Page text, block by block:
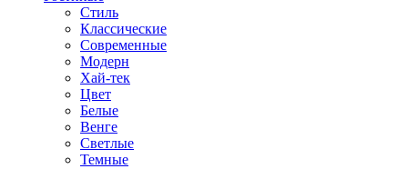
Стиль
Классические
Современные
Модерн
Хай-тек
Цвет
Белые
Венге
Светлые
Темные